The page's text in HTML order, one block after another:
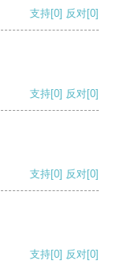
支持[0] 反对[0]
支持[0] 反对[0]
支持[0] 反对[0]
支持[0] 反对[0]